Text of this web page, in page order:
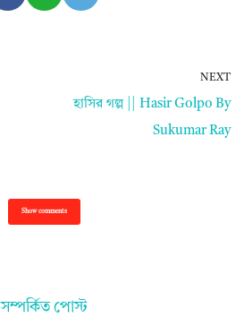
NEXT
হাসির গল্প || Hasir Golpo By
Sukumar Ray
Show comments
সম্পর্কিত পোস্ট